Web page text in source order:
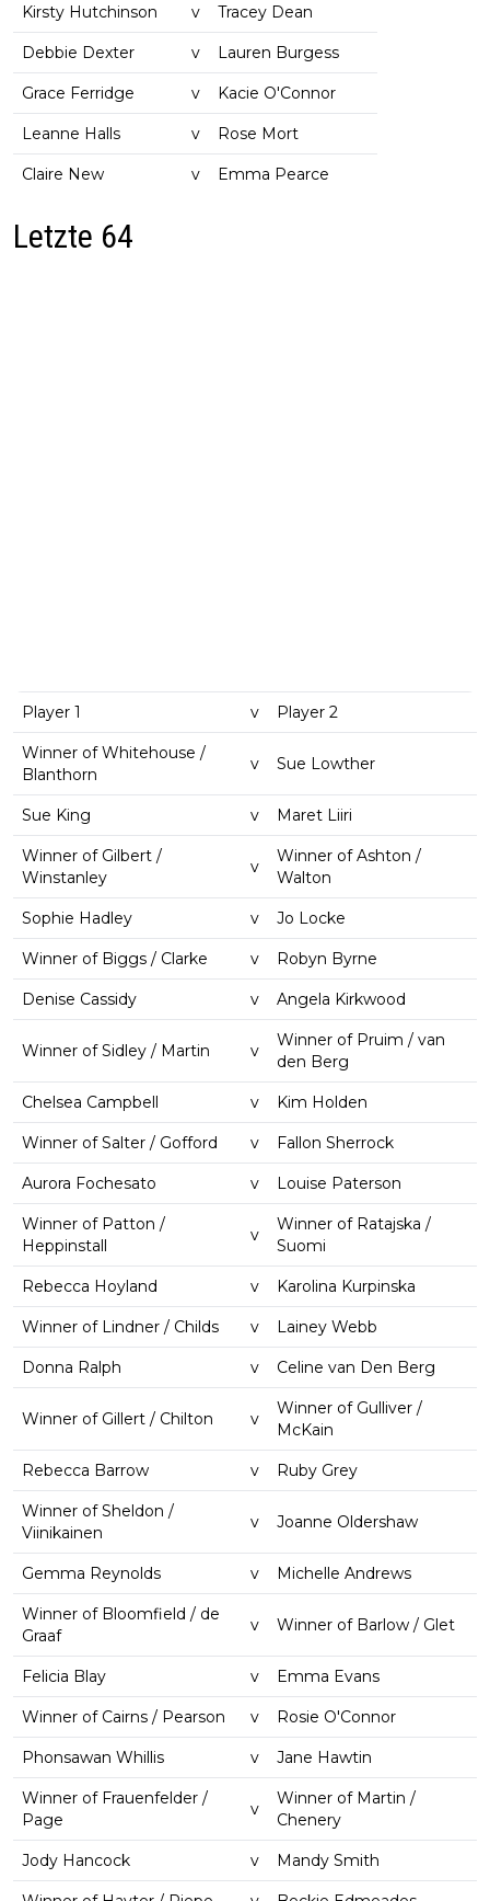
Kirsty Hutchinson v Tracey Dean
Debbie Dexter v Lauren Burgess
Grace Ferridge v Kacie O'Connor
Leanne Halls v Rose Mort
Claire New v Emma Pearce
Letzte 64
Player 1 v Player 2
Winner of Whitehouse /
Blanthorn
v Sue Lowther
Sue King v Maret Liiri
Winner of Gilbert /
Winstanley
v
Winner of Ashton /
Walton
Sophie Hadley v Jo Locke
Winner of Biggs / Clarke v Robyn Byrne
Denise Cassidy v Angela Kirkwood
Winner of Sidley / Martin v
Winner of Pruim / van
den Berg
Chelsea Campbell v Kim Holden
Winner of Salter / Gofford v Fallon Sherrock
Aurora Fochesato v Louise Paterson
Winner of Patton /
Heppinstall
v
Winner of Ratajska /
Suomi
Rebecca Hoyland v Karolina Kurpinska
Winner of Lindner / Childs v Lainey Webb
Donna Ralph v Celine van Den Berg
Winner of Gillert / Chilton v
Winner of Gulliver /
McKain
Rebecca Barrow v Ruby Grey
Winner of Sheldon /
Viinikainen
v Joanne Oldershaw
Gemma Reynolds v Michelle Andrews
Winner of Bloomfield / de
Graaf
v Winner of Barlow / Glet
Felicia Blay v Emma Evans
Winner of Cairns / Pearson v Rosie O'Connor
Phonsawan Whillis v Jane Hawtin
Winner of Frauenfelder /
Page
v
Winner of Martin /
Chenery
Jody Hancock v Mandy Smith